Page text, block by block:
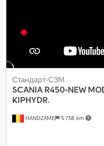
HANDZAME 5 758 km
Стандарт-СЗМ
SCANIA R450-NEW
KIPHYDR.